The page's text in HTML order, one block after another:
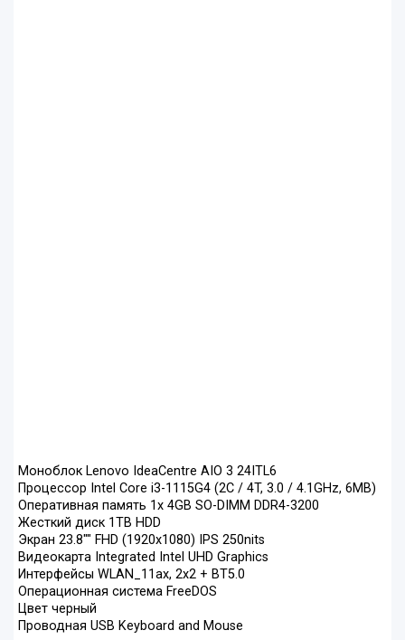
Моноблок Lenovo IdeaCentre AIO 3 24ITL6
Процессор Intel Core i3-1115G4 (2C / 4T, 3.0 / 4.1GHz, 6MB)
Оперативная память 1x 4GB SO-DIMM DDR4-3200
Жесткий диск 1TB HDD
Экран 23.8"" FHD (1920x1080) IPS 250nits
Видеокарта Integrated Intel UHD Graphics
Интерфейсы WLAN_11ax, 2x2 + BT5.0
Операционная система FreeDOS
Цвет черный
Проводная USB Keyboard and Mouse